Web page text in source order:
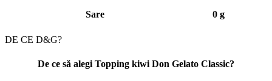
Sare 0 g
DE CE D&G?
De ce să alegi Topping kiwi Don Gelato Classic?